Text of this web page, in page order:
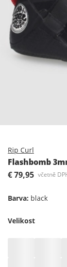
Rip Curl
Flashbomb
€ 79,95 včetně
Barva: black
Velikost